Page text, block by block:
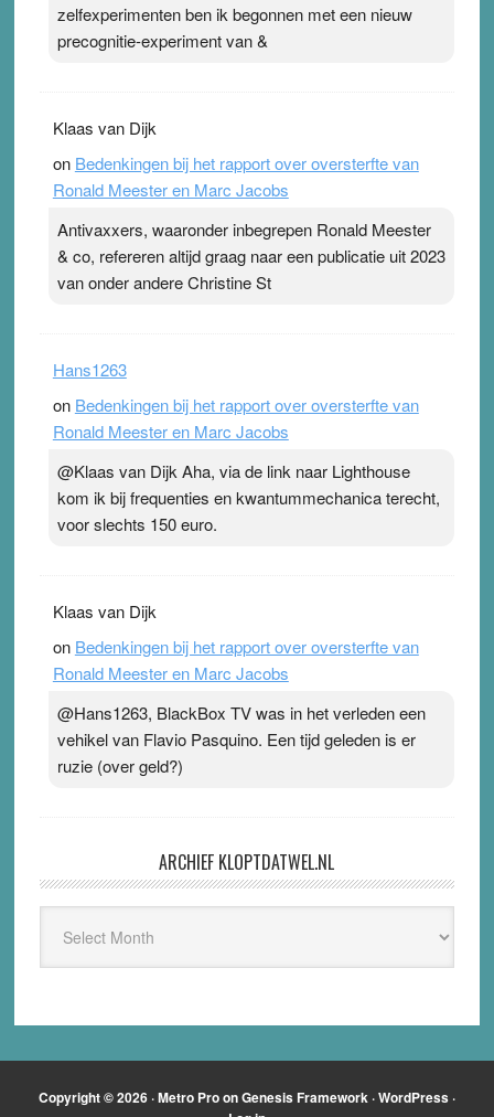
zelfexperimenten ben ik begonnen met een nieuw
precognitie-experiment van &
Klaas van Dijk
on Bedenkingen bij het rapport over oversterfte van
Ronald Meester en Marc Jacobs
Antivaxxers, waaronder inbegrepen Ronald Meester
& co, refereren altijd graag naar een publicatie uit 2023
van onder andere Christine St
Hans1263
on Bedenkingen bij het rapport over oversterfte van
Ronald Meester en Marc Jacobs
@Klaas van Dijk Aha, via de link naar Lighthouse
kom ik bij frequenties en kwantummechanica terecht,
voor slechts 150 euro.
Klaas van Dijk
on Bedenkingen bij het rapport over oversterfte van
Ronald Meester en Marc Jacobs
@Hans1263, BlackBox TV was in het verleden een
vehikel van Flavio Pasquino. Een tijd geleden is er
ruzie (over geld?)
ARCHIEF KLOPTDATWEL.NL
Kloptdatwel.nl
Copyright © 2026 ·Metro ProonGenesis Framework ·WordPress ·